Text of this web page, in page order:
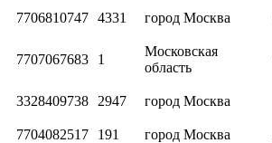
7706810747 4331 город Москва
7707067683 1
Московская
область
3328409738 2947 город Москва
7704082517 191 город Москва